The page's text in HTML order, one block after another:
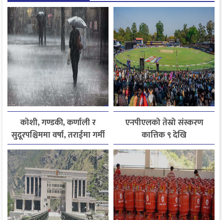
कोशी, गण्डकी, कर्णाली र
सुदूरपश्चिममा वर्षा, तराईमा गर्मी
बढ्ने अनुमान
एनपीएलको तेस्रो संस्करण
कात्तिक ९ देखि